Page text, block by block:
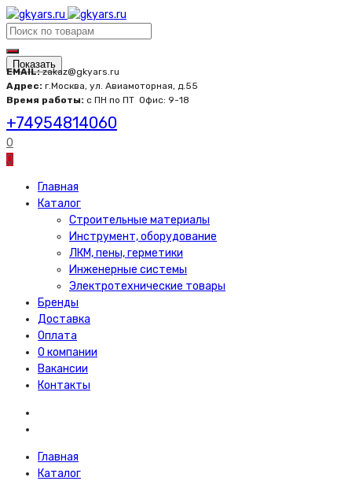
Показать
EMAIL:zakaz@gkyars.ru
Адрес: г.Москва, ул. Авиамоторная, д.55
Время работы: с ПН по ПТ Офис: 9-18
+74954814060
0
0
Главная
Каталог
Строительные материалы
Инструмент, оборудование
ЛКМ, пены, герметики
Инженерные системы
Электротехнические товары
Бренды
Доставка
Оплата
О компании
Вакансии
Контакты
Главная
Каталог